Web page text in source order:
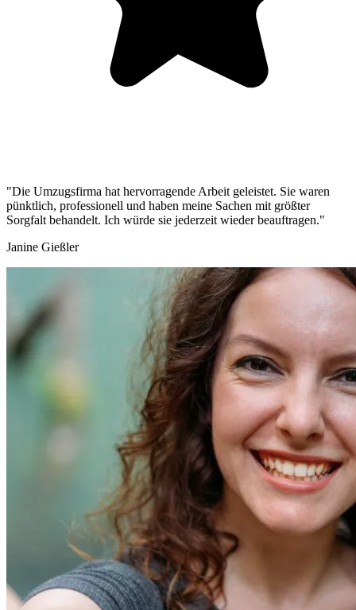
"Die Umzugsfirma hat hervorragende Arbeit geleistet. Sie waren
pünktlich, professionell und haben meine Sachen mit größter
Sorgfalt behandelt. Ich würde sie jederzeit wieder beauftragen."
Janine Gießler